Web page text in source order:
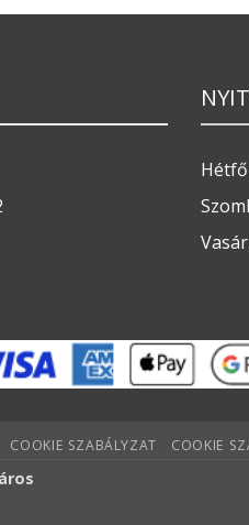
COOKIE SZABÁLYZAT COOKIE